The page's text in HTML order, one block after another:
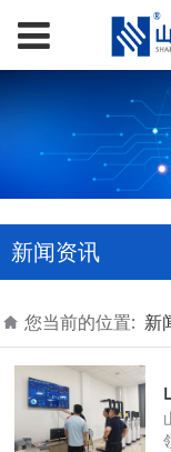
新闻资讯
您当前的位置: 新